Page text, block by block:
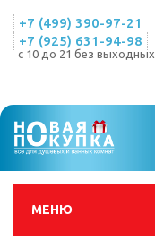
+7 (499) 390-97-21
+7 (925) 631-94-98
с 10 до 21 без выходных
МЕНЮ